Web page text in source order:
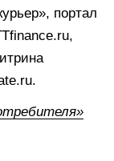
портал